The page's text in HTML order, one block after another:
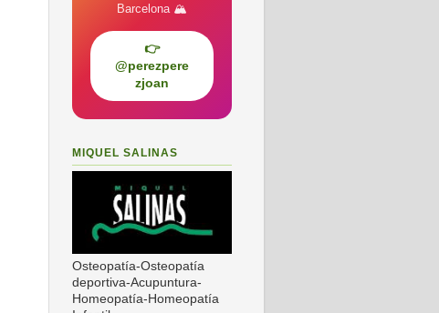
Barcelona 🏔️
👉
@perezpere
zjoan
MIQUEL SALINAS
Osteopatía-Osteopatía
deportiva-Acupuntura-
Homeopatía-Homeopatía